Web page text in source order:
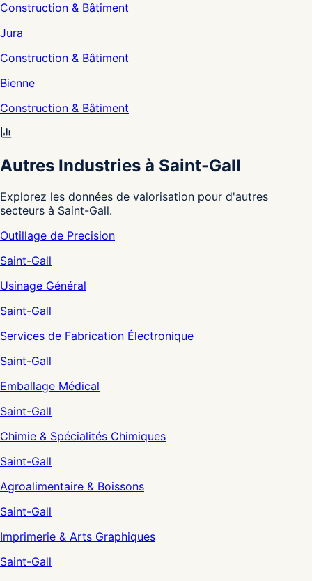
Construction & Bâtiment
Jura
Construction & Bâtiment
Bienne
Construction & Bâtiment
Autres Industries à Saint-Gall
Explorez les données de valorisation pour d'autres
secteurs à Saint-Gall.
Outillage de Precision
Saint-Gall
Usinage Général
Saint-Gall
Services de Fabrication Électronique
Saint-Gall
Emballage Médical
Saint-Gall
Chimie & Spécialités Chimiques
Saint-Gall
Agroalimentaire & Boissons
Saint-Gall
Imprimerie & Arts Graphiques
Saint-Gall